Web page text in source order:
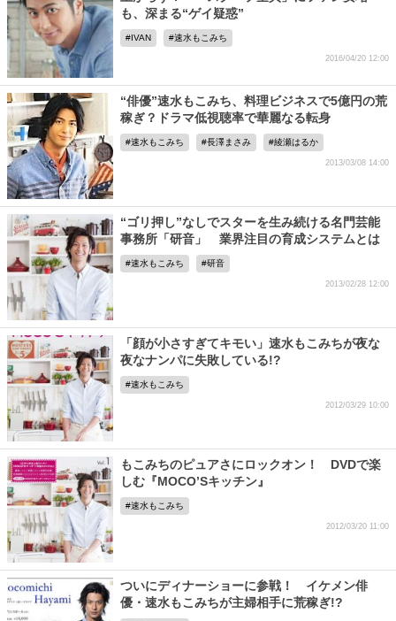
も、深まる“ゲイ疑惑”
IVAN 速水もこみち
2016/04/20 12:00
“俳優”速水もこみち、料理ビジネスで5億円の荒
稼ぎ？ドラマ低視聴率で華麗なる転身
速水もこみち 長澤まさみ 綾瀬はるか
2013/03/08 14:00
“ゴリ押し”なしでスターを生み続ける名門芸能
事務所「研音」 業界注目の育成システムとは
速水もこみち 研音
2013/02/28 12:00
「顔が小さすぎてキモい」速水もこみちが夜な
夜なナンパに失敗している!?
速水もこみち
2012/03/29 10:00
もこみちのピュアさにロックオン！ DVDで楽
しむ『MOCO’Sキッチン』
速水もこみち
2012/03/20 11:00
ついにディナーショーに参戦！ イケメン俳
優・速水もこみちが主婦相手に荒稼ぎ!?